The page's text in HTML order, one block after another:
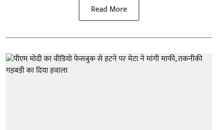
Read More